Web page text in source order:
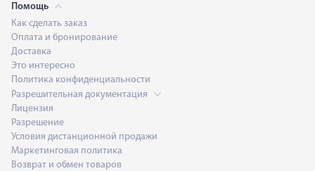
Помощь
Как сделать заказ
Оплата и бронирование
Доставка
Это интересно
Политика конфиденциальности
Разрешительная документация
Лицензия
Разрешение
Условия дистанционной продажи
Маркетинговая политика
Возврат и обмен товаров